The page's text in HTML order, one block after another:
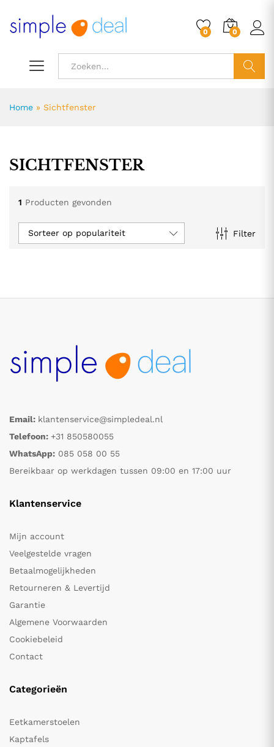
0 0
Home » Sichtfenster
SICHTFENSTER
1 Producten gevonden
Filter
Sorteer op populariteit
Email: klantenservice@simpledeal.nl
Telefoon: +31 850580055
WhatsApp: 085 058 00 55
Bereikbaar op werkdagen tussen 09:00 en 17:00 uur
Klantenservice
Mijn account
Veelgestelde vragen
Betaalmogelijkheden
Retourneren & Levertijd
Garantie
Algemene Voorwaarden
Cookiebeleid
Contact
Categorieën
Eetkamerstoelen
Kaptafels